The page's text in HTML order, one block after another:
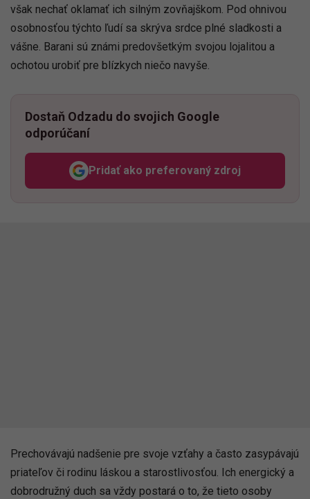
však nechať oklamať ich silným zovňajškom. Pod ohnivou
osobnosťou týchto ľudí sa skrýva srdce plné sladkosti a
vášne. Barani sú známi predovšetkým svojou lojalitou a
ochotou urobiť pre blízkych niečo navyše.
Dostaň Odzadu do svojich Google
odporúčaní
Pridať ako preferovaný zdroj
Odzadu, odkaz sa otvorí v
Prechovávajú nadšenie pre svoje vzťahy a často zasypávajú
priateľov či rodinu láskou a starostlivosťou. Ich energický a
dobrodružný duch sa vždy postará o to, že tieto osoby